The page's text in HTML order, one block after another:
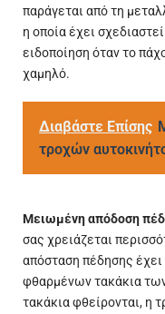
παράγεται από τη
η οποία έχει
ειδοποίηση όταν το
χαμηλό.
Διαβάστε Επίσης
τροχών
Μειωμένη απόδοση
σας χρειάζεται
απόσταση πέδησης έχει
φθαρμένων τακάκια
τακάκια φθείρονται, η